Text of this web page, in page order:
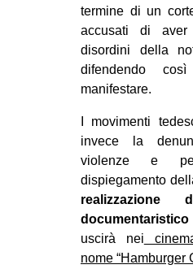
termine di un
accusati di aver
disordini della
difendendo
manifestare.
I movimenti
invece la
violenze e
dispiegamento
documentaristico
uscirà nei
nome “Hamburger